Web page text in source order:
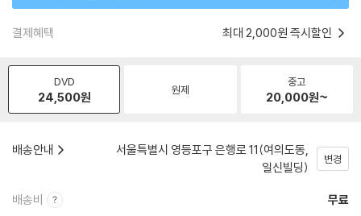
결제혜택 최대 2,000원 즉시할인
DVD
24,500원 원제
중고
20,000원~
배송안내
서울특별시 영등포구 은행로 11(여의도동,
일신빌딩)
변경
배송비 무료